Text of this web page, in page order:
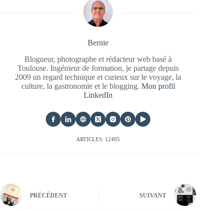
Bernie
Blogueur, photographe et rédacteur web basé à
Toulouse. Ingénieur de formation, je partage depuis
2009 un regard technique et curieux sur le voyage, la
culture, la gastronomie et le blogging. Mon profil
LinkedIn
ARTICLES: 12405
PRÉCÉDENT SUIVANT